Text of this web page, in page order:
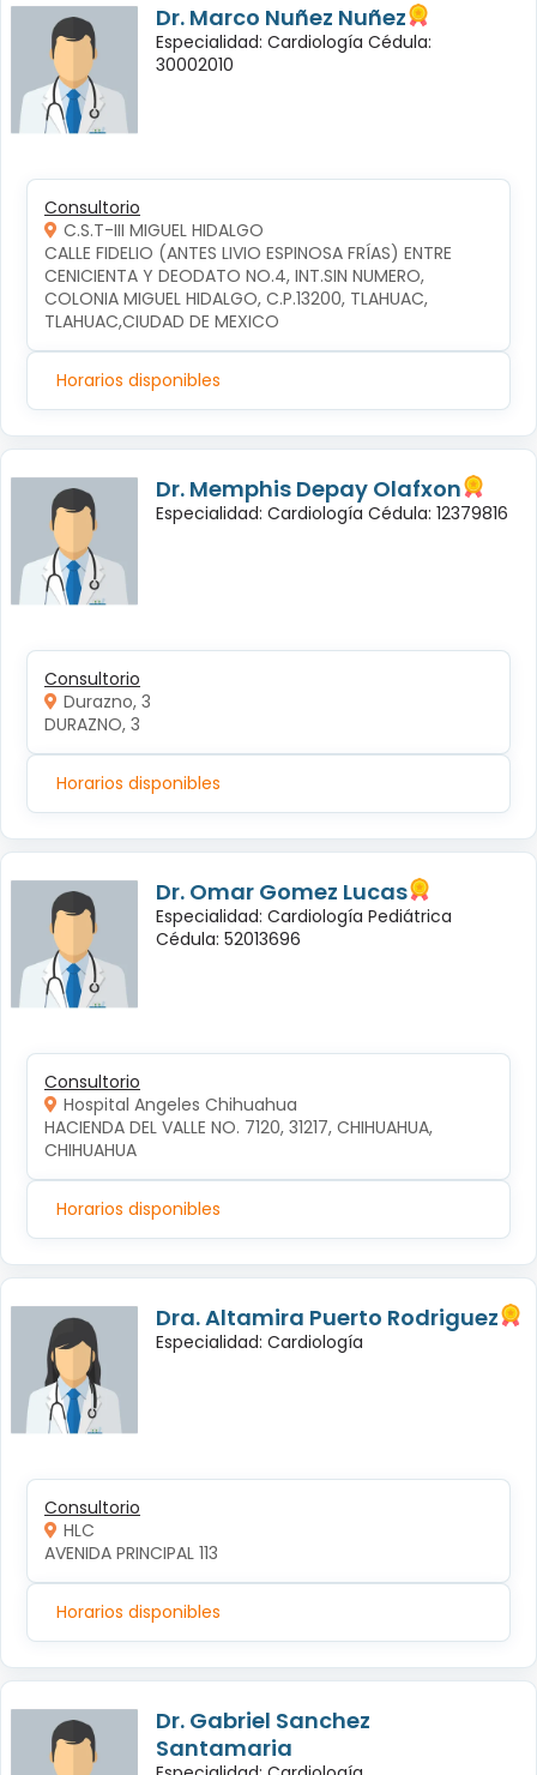
Dr. Marco Nuñez Nuñez
Especialidad: Cardiología Cédula:
30002010
Consultorio
C.S.T-III MIGUEL HIDALGO
CALLE FIDELIO (ANTES LIVIO ESPINOSA FRÍAS) ENTRE
CENICIENTA Y DEODATO NO.4, INT.SIN NUMERO,
COLONIA MIGUEL HIDALGO, C.P.13200, TLAHUAC,
TLAHUAC,CIUDAD DE MEXICO
Horarios disponibles
Dr. Memphis Depay Olafxon
Especialidad: Cardiología Cédula: 12379816
Consultorio
Durazno, 3
DURAZNO, 3
Horarios disponibles
Dr. Omar Gomez Lucas
Especialidad: Cardiología Pediátrica
Cédula: 52013696
Consultorio
Hospital Angeles Chihuahua
HACIENDA DEL VALLE NO. 7120, 31217, CHIHUAHUA,
CHIHUAHUA
Horarios disponibles
Dra. Altamira Puerto Rodriguez
Especialidad: Cardiología
Consultorio
HLC
AVENIDA PRINCIPAL 113
Horarios disponibles
Dr. Gabriel Sanchez
Santamaria